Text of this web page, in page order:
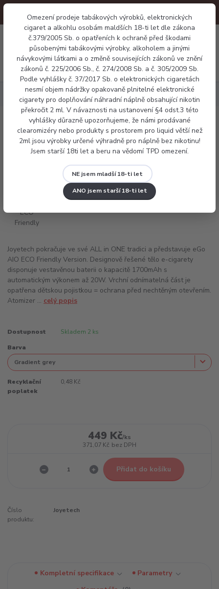
Omezení prodeje tabákových výrobků, elektronických
cigaret a alkohlu osobám maldších 18-ti let dle zákona
č.379/2005 Sb. o opatřeních k ochraně před škodami
působenými tabákovými výrobky, alkoholem a jinými
návykovými látkami a o změně souvisejících zákonů ve znění
zákonů č. 225/2006 Sb., č. 274/2008 Sb. a č. 305/2009 Sb.
Podle vyhlášky č. 37/2017 Sb. o elektronických cigaretách
nesmí objem nádržky opakovaně plnitelné elektronické
cigarety pro doplňování náhradní náplně obsahující nikotin
překročit 2 ml. V návaznosti na ustanovení §4 odst.3 této
vyhlášky důrazně upozorňujeme, že námi prodávané
clearomizéry nebo produkty s prostorem pro liquid větší než
2ml jsou výrobky určené výhradně pro náplně bez nikotinu!
Jsem starší 18ti let a beru na vědomí TPD omezení.
NE jsem mladší 18-ti let
ANO jsem starší 18-ti let
Menu
0 Kč
Elektronické cigarety Joyetech eGo AIO ECO Friendly Version
Joyetech eGo AIO ECO Friendly Version
Joyetech pokračuje ve své ALL in ONE tradici a představuje eGo
AIO ECO Friendly Version. Designově řešené tělo e-cigarety
disponuje vestavěnou baterii o kapacitě 1700mAh s
automatickým výkonem až 20W. Vrchní odnímatelná část je
opatřena dětskou pojistkou = ochrana před nechtěným otevřením.
Atomizer ... celý popis
Dostupnost Skladem 2 ks
Barva
Recyklační
poplatek
0,48 Kč
449 Kč/ks
371,07 Kč bez DPH
Přidat do košíku
Číslo
produktu:
Joyetech
Kompletní specifikace
Parametry